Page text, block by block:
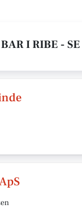
I RIBE -